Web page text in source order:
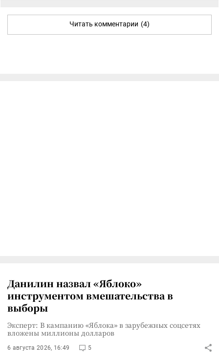
Читать комментарии (4)
Данилин назвал «Яблоко»
инструментом вмешательства в
выборы
Эксперт: В кампанию «Яблока» в зарубежных соцсетях
вложены миллионы долларов
6 августа 2026, 16:49 5